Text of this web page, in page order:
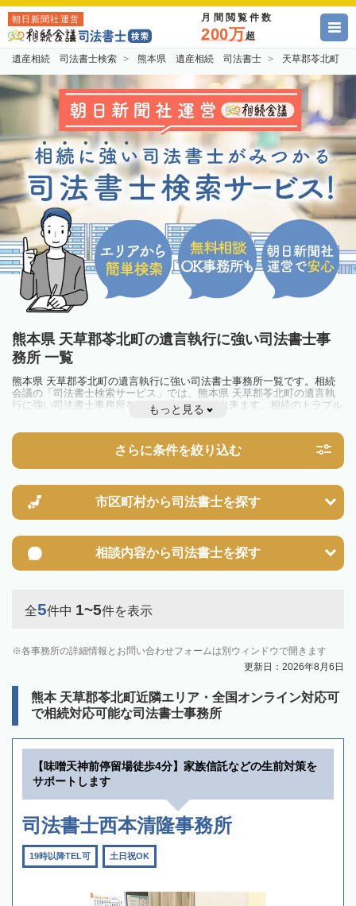
朝日新聞社運営 月間閲覧件数
200万超
遺産相続 司法書士検索 熊本県 遺産相続 司法書士 天草郡苓北町
熊本県 天草郡苓北町の遺言執行に強い司法書士事
務所 一覧
熊本県 天草郡苓北町の遺言執行に強い司法書士事務所一覧です。相続
会議の「司法書士検索サービス」では、熊本県 天草郡苓北町の遺言執
行に強い司法書士事務所を一覧で見ることが出来ます。相続のトラブル
やお悩みを抱えている方は一度近隣の司法書士に相談してみましょう。
もっと見る
さらに条件を絞り込む
市区町村から司法書士を探す
相談内容から司法書士を探す
全5件中 1~5件を表示
各事務所の詳細情報とお問い合わせフォームは別ウィンドウで開きます
更新日：2026年8月6日
熊本 天草郡苓北町近隣エリア・全国オンライン対応可
で相続対応可能な司法書士事務所
【味噌天神前停留場徒歩4分】家族信託などの生前対策を
サポートします
司法書士西本清隆事務所
19時以降TEL可 土日祝OK